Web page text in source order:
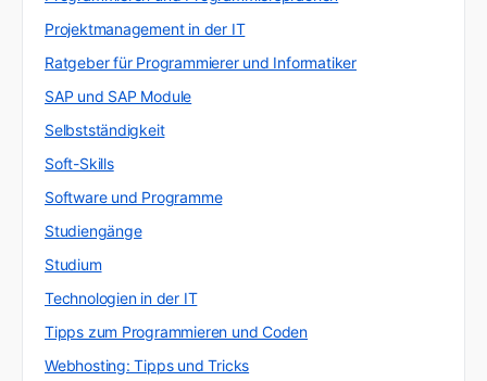
Projektmanagement in der IT
Ratgeber für Programmierer und Informatiker
SAP und SAP Module
Selbstständigkeit
Soft-Skills
Software und Programme
Studiengänge
Studium
Technologien in der IT
Tipps zum Programmieren und Coden
Webhosting: Tipps und Tricks